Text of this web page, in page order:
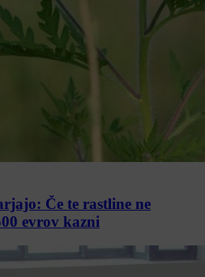
Če te rastline ne
evrov kazni